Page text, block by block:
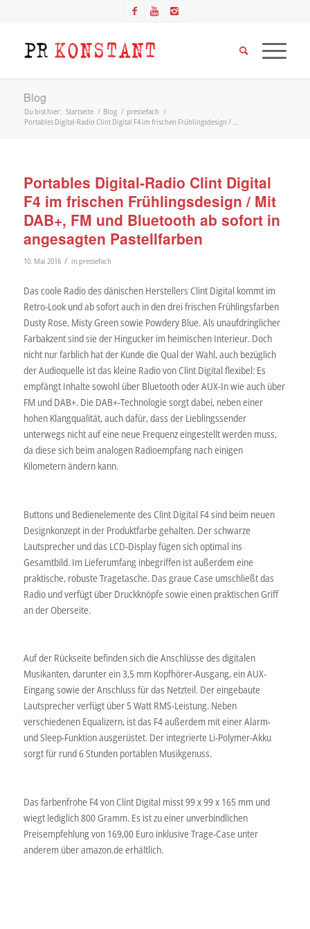
Blog
Du bist hier: Startseite / Blog / pressefach /
Portables Digital-Radio Clint Digital F4 im frischen Frühlingsdesign / ...
Portables Digital-Radio Clint Digital
F4 im frischen Frühlingsdesign / Mit
DAB+, FM und Bluetooth ab sofort in
angesagten Pastellfarben
10. Mai 2016 / in pressefach
Das coole Radio des dänischen Herstellers Clint Digital kommt im
Retro-Look und ab sofort auch in den drei frischen Frühlingsfarben
Dusty Rose, Misty Green sowie Powdery Blue. Als unaufdringlicher
Farbakzent sind sie der Hingucker im heimischen Interieur. Doch
nicht nur farblich hat der Kunde die Qual der Wahl, auch bezüglich
der Audioquelle ist das kleine Radio von Clint Digital flexibel: Es
empfängt Inhalte sowohl über Bluetooth oder AUX-In wie auch über
FM und DAB+. Die DAB+-Technologie sorgt dabei, neben einer
hohen Klangqualität, auch dafür, dass der Lieblingssender
unterwegs nicht auf eine neue Frequenz eingestellt werden muss,
da diese sich beim analogen Radioempfang nach einigen
Kilometern ändern kann.
Buttons und Bedienelemente des Clint Digital F4 sind beim neuen
Designkonzept in der Produktfarbe gehalten. Der schwarze
Lautsprecher und das LCD-Display fügen sich optimal ins
Gesamtbild. Im Lieferumfang inbegriffen ist außerdem eine
praktische, robuste Tragetasche. Das graue Case umschließt das
Radio und verfügt über Druckknöpfe sowie einen praktischen Griff
an der Oberseite.
Auf der Rückseite befinden sich die Anschlüsse des digitalen
Musikanten, darunter ein 3,5 mm Kopfhörer-Ausgang, ein AUX-
Eingang sowie der Anschluss für das Netzteil. Der eingebaute
Lautsprecher verfügt über 5 Watt RMS-Leistung. Neben
verschiedenen Equalizern, ist das F4 außerdem mit einer Alarm-
und Sleep-Funktion ausgerüstet. Der integrierte Li-Polymer-Akku
sorgt für rund 6 Stunden portablen Musikgenuss.
Das farbenfrohe F4 von Clint Digital misst 99 x 99 x 165 mm und
wiegt lediglich 800 Gramm. Es ist zu einer unverbindlichen
Preisempfehlung von 169,00 Euro inklusive Trage-Case unter
anderem über amazon.de erhältlich.